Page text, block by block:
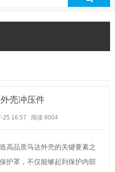
壳冲压件
25 16:57 阅读 8004
高品质马达外壳的关键要素之
护罩，不仅能够起到保护内部